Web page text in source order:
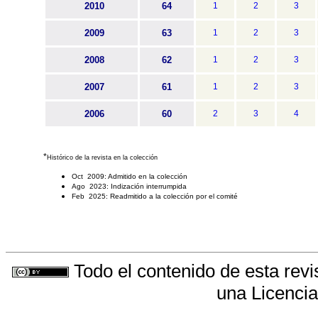
2010 64 1 2 3
2009 63 1 2 3
2008 62 1 2 3
2007 61 1 2 3
2006 60 2 3 4
*Histórico de la revista en la colección
Oct 2009: Admitido en la colección
Ago 2023: Indización interrumpida
Feb 2025: Readmitido a la colección por el comité
Todo el contenido de esta
una